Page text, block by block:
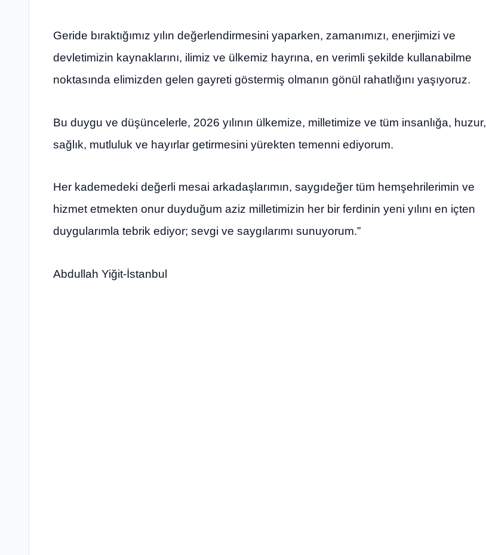
Geride bıraktığımız yılın değerlendirmesini yaparken, zamanımızı, enerjimizi ve
devletimizin kaynaklarını, ilimiz ve ülkemiz hayrına, en verimli şekilde kullanabilme
noktasında elimizden gelen gayreti göstermiş olmanın gönül rahatlığını yaşıyoruz.
Bu duygu ve düşüncelerle, 2026 yılının ülkemize, milletimize ve tüm insanlığa, huzur,
sağlık, mutluluk ve hayırlar getirmesini yürekten temenni ediyorum.
Her kademedeki değerli mesai arkadaşlarımın, saygıdeğer tüm hemşehrilerimin ve
hizmet etmekten onur duyduğum aziz milletimizin her bir ferdinin yeni yılını en içten
duygularımla tebrik ediyor; sevgi ve saygılarımı sunuyorum.”
Abdullah Yiğit-İstanbul